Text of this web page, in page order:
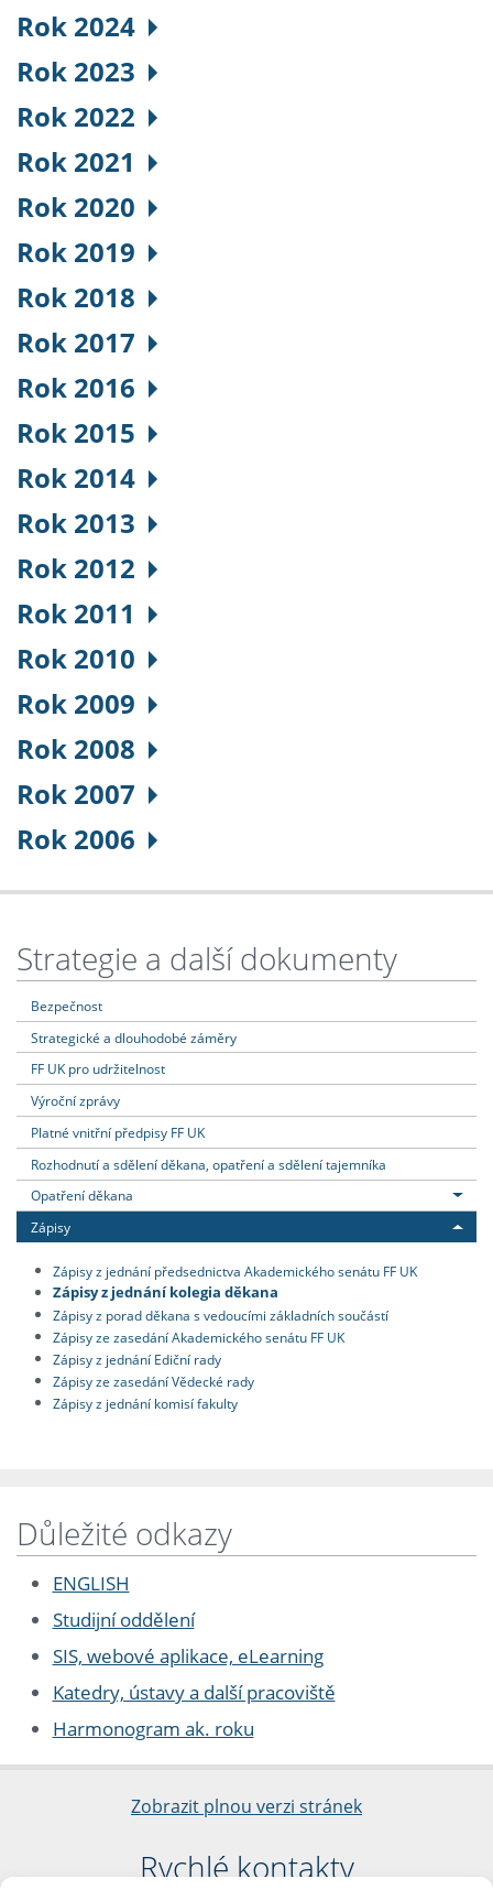
Rok 2024
Rok 2023
Rok 2022
Rok 2021
Rok 2020
Rok 2019
Rok 2018
Rok 2017
Rok 2016
Rok 2015
Rok 2014
Rok 2013
Rok 2012
Rok 2011
Rok 2010
Rok 2009
Rok 2008
Rok 2007
Rok 2006
Strategie a další dokumenty
Bezpečnost
Strategické a dlouhodobé záměry
FF UK pro udržitelnost
Výroční zprávy
Platné vnitřní předpisy FF UK
Rozhodnutí a sdělení děkana, opatření a sdělení tajemníka
Opatření děkana
Zápisy
Zápisy z jednání předsednictva Akademického senátu FF UK
Zápisy z jednání kolegia děkana
Zápisy z porad děkana s vedoucími základních součástí
Zápisy ze zasedání Akademického senátu FF UK
Zápisy z jednání Ediční rady
Zápisy ze zasedání Vědecké rady
Zápisy z jednání komisí fakulty
Důležité odkazy
ENGLISH
Studijní oddělení
SIS, webové aplikace, eLearning
Katedry, ústavy a další pracoviště
Harmonogram ak. roku
Zobrazit plnou verzi stránek
Rychlé kontakty